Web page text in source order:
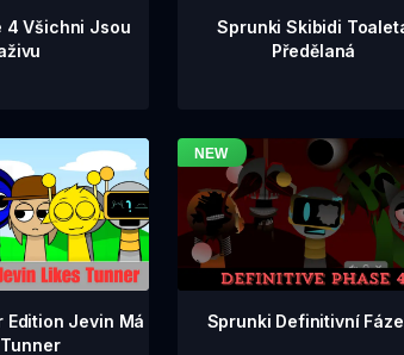
4 Všichni Jsou
Sprunki Skibidi
Předělaná
Edition Jevin Má
Sprunki Definitivní